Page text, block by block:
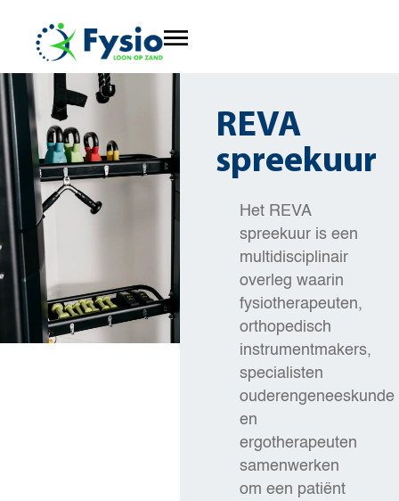
REVA
spreekuur
Het REVA
spreekuur is een
multidisciplinair
overleg waarin
fysiotherapeuten,
orthopedisch
instrumentmakers,
specialisten
ouderengeneeskunde
en
ergotherapeuten
samenwerken
om een patiënt